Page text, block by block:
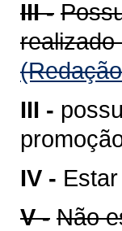
III -
realizado
III -
IV -
V - Não